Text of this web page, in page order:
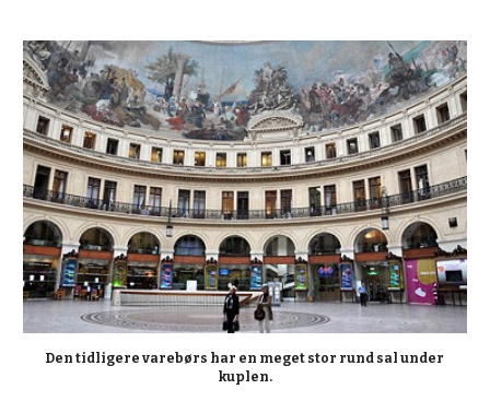
Den tidligere varebørs har en meget stor rund sal under
kuplen.